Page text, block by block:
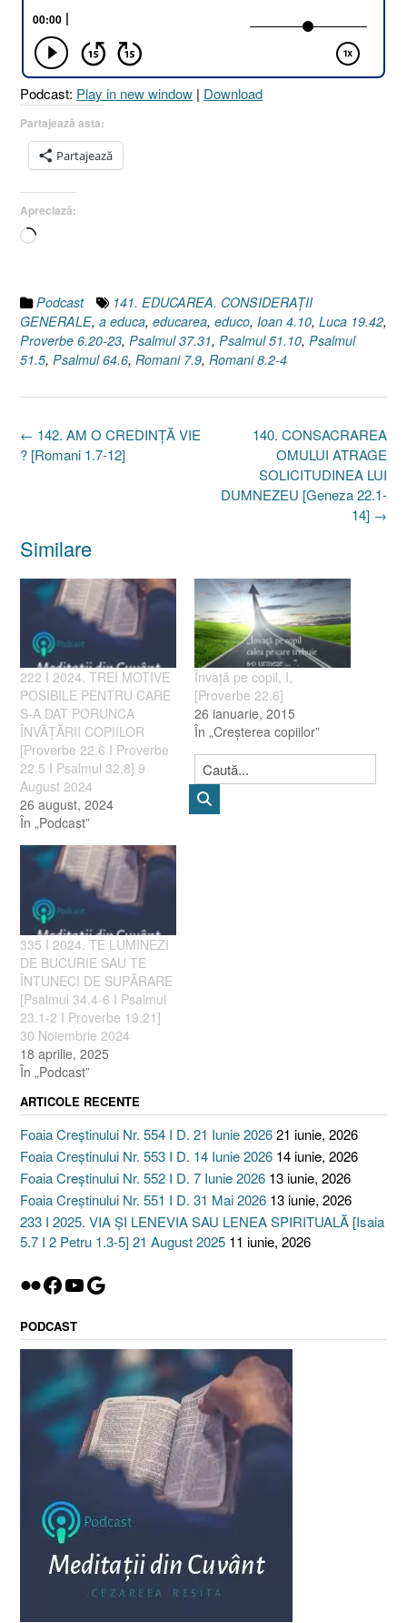
Podcast: Play in new window | Download
Partajează asta:
Partajează
Apreciază:
Încarc...
Podcast
141. EDUCAREA. CONSIDERAŢII
GENERALE, a educa, educarea, educo, Ioan 4.10, Luca 19.42,
Proverbe 6.20-23, Psalmul 37.31, Psalmul 51.10, Psalmul
51.5, Psalmul 64.6, Romani 7.9, Romani 8.2-4
Post
navigation
140. CONSACRAREA
OMULUI ATRAGE
SOLICITUDINEA LUI
DUMNEZEU [Geneza 22.1-
14] →
← 142. AM O CREDINŢĂ VIE
? [Romani 1.7-12]
Similare
222 I 2024. TREI MOTIVE
POSIBILE PENTRU CARE
S-A DAT PORUNCA
ÎNVĂȚĂRII COPIILOR
[Proverbe 22.6 I Proverbe
22.5 I Psalmul 32.8] 9
August 2024
26 august, 2024
În „Podcast”
Învaţă pe copil, I,
[Proverbe 22.6]
26 ianuarie, 2015
În „Creşterea copiilor”
335 I 2024. TE LUMINEZI
DE BUCURIE SAU TE
ÎNTUNECI DE SUPĂRARE
[Psalmul 34.4-6 I Psalmul
23.1-2 I Proverbe 19.21]
30 Noiembrie 2024
18 aprilie, 2025
În „Podcast”
ARTICOLE RECENTE
Foaia Creștinului Nr. 554 I D. 21 Iunie 202621 iunie, 2026
Foaia Creștinului Nr. 553 I D. 14 Iunie 2026 14 iunie, 2026
Foaia Creștinului Nr. 552 I D. 7 Iunie 2026 13 iunie, 2026
Foaia Creștinului Nr. 551 I D. 31 Mai 2026 13 iunie, 2026
233 I 2025. VIA ȘI LENEVIA SAU LENEA SPIRITUALĂ [Isaia
5.7 I 2 Petru 1.3-5] 21 August 2025 11 iunie, 2026
Flickr
Facebook
YouTube
Google
PODCAST